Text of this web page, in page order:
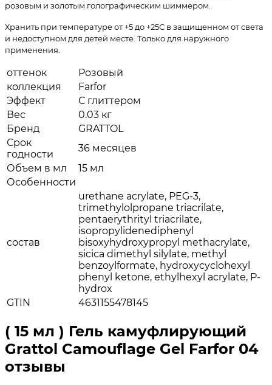
розовым и золотым голографическим шиммером.
Хранить при температуре от +5 до +25С в защищенном от света
и недоступном для детей месте. Только для наружного
применения.
оттенок
Розовый
коллекция
Farfor
Эффект
С глиттером
Вес
0.03 кг
Бренд
GRATTOL
Срок
годности
36 месяцев
Объем в мл
15 мл
Особенности
состав
urethane acrylate, PEG-3,
trimethylolpropane triacrilate,
pentaerythrityl triacrilate,
isopropylidenediphenyl
bisoxyhydroxypropyl methacrylate,
sicica dimethyl silylate, methyl
benzoylformate, hydroxycyclohexyl
phenyl ketone, ethylhexyl acrylate, P-
hydrox
GTIN
4631155478145
( 15 мл ) Гель камуфлирующий
Grattol Camouflage Gel Farfor 04
отзывы